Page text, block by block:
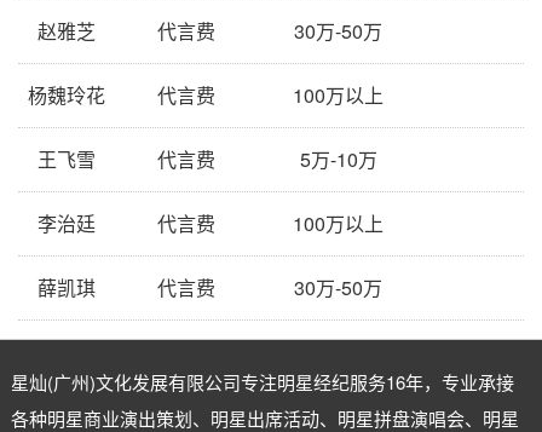
赵雅芝 代言费 30万-50万
杨魏玲花 代言费 100万以上
王飞雪 代言费 5万-10万
李治廷 代言费 100万以上
薛凯琪 代言费 30万-50万
星灿(广州)文化发展有限公司专注明星经纪服务16年，专业承接
各种明星商业演出策划、明星出席活动、明星拼盘演唱会、明星